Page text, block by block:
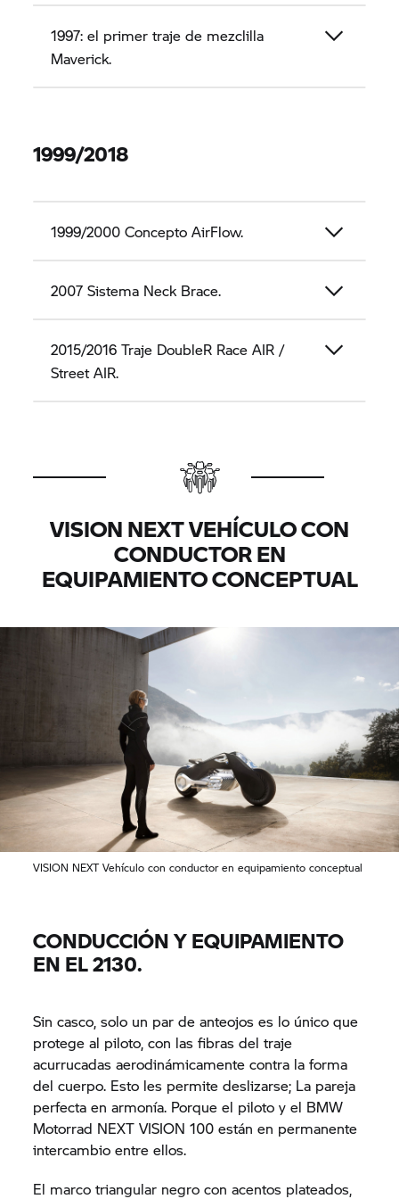
1997: el primer traje de mezclilla
Maverick.
1999/2018
1999/2000 Concepto AirFlow.
2007 Sistema Neck Brace.
2015/2016 Traje DoubleR Race AIR /
Street AIR.
VISION NEXT VEHÍCULO CON
CONDUCTOR EN
EQUIPAMIENTO CONCEPTUAL
VISION NEXT Vehículo con conductor en equipamiento conceptual
CONDUCCIÓN Y EQUIPAMIENTO
EN EL 2130.
Sin casco, solo un par de anteojos es lo único que
protege al piloto, con las fibras del traje
acurrucadas aerodinámicamente contra la forma
del cuerpo. Esto les permite deslizarse; La pareja
perfecta en armonía. Porque el piloto y el BMW
Motorrad NEXT VISION 100 están en permanente
intercambio entre ellos.
El marco triangular negro con acentos plateados,